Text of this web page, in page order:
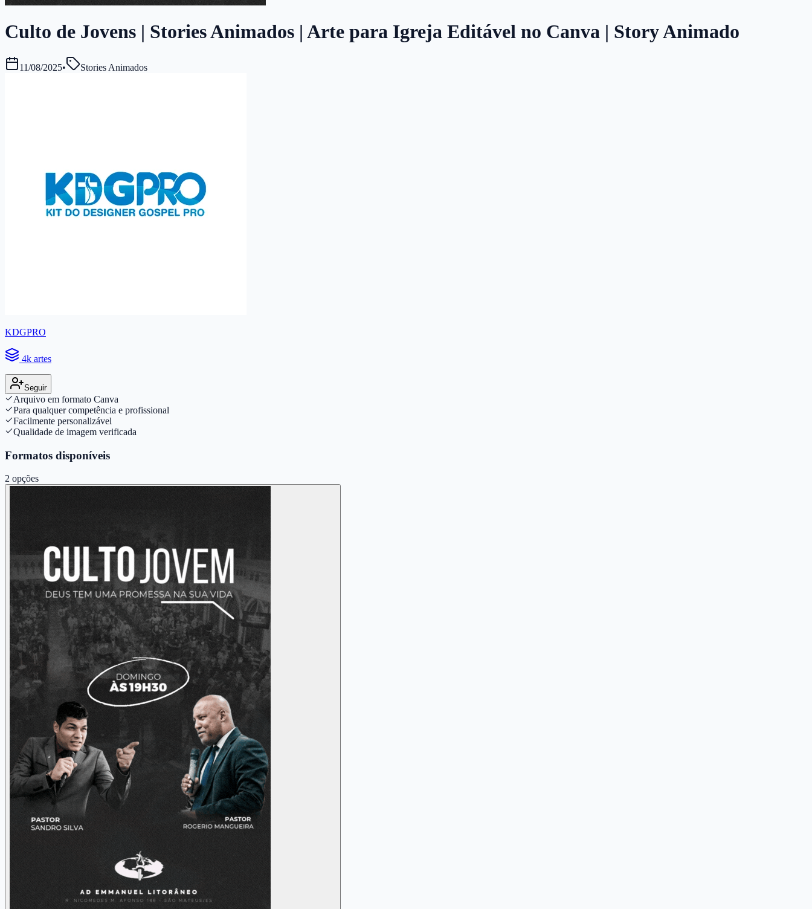
Culto de Jovens | Stories Animados | Arte para Igreja Editável no Canva | Story Animado
11/08/2025• Stories Animados
KDGPRO
4k artes
Seguir
Arquivo em formato Canva
Para qualquer competência e profissional
Facilmente personalizável
Qualidade de imagem verificada
Formatos disponíveis
2 opções